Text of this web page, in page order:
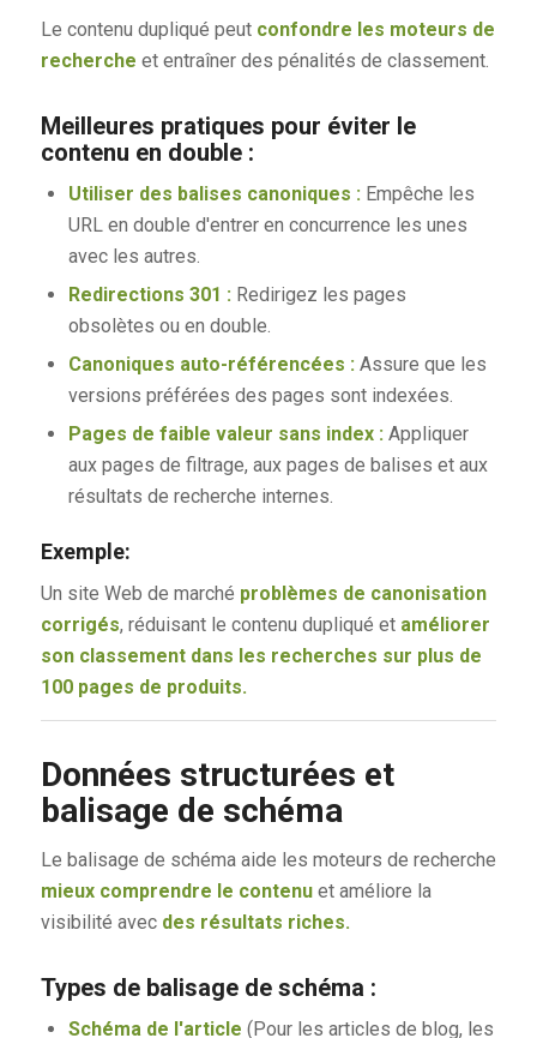
Le contenu dupliqué peut confondre les moteurs de
recherche et entraîner des pénalités de classement.
Meilleures pratiques pour éviter le
contenu en double :
Utiliser des balises canoniques : Empêche les
URL en double d'entrer en concurrence les unes
avec les autres.
Redirections 301 : Redirigez les pages
obsolètes ou en double.
Canoniques auto-référencées : Assure que les
versions préférées des pages sont indexées.
Pages de faible valeur sans index : Appliquer
aux pages de filtrage, aux pages de balises et aux
résultats de recherche internes.
Exemple:
Un site Web de marché problèmes de canonisation
corrigés, réduisant le contenu dupliqué et améliorer
son classement dans les recherches sur plus de
100 pages de produits.
Données structurées et
balisage de schéma
Le balisage de schéma aide les moteurs de recherche
mieux comprendre le contenuet améliore la
visibilité avec des résultats riches.
Types de balisage de schéma :
Schéma de l'article (Pour les articles de blog, les